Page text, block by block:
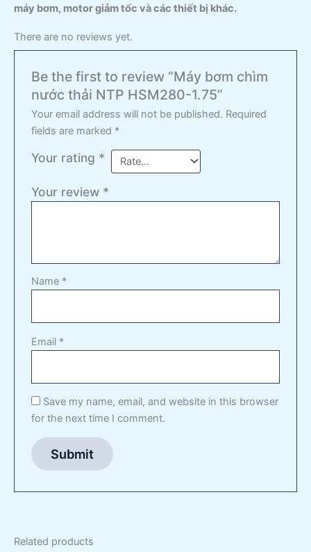
máy bơm, motor giảm tốc và các thiết bị khác.
There are no reviews yet.
Be the first to review “Máy bơm chìm
nước thải NTP HSM280-1.75”
Your email address will not be published. Required
fields are marked *
Your rating *
Your review *
Name *
Email *
Save my name, email, and website in this browser
for the next time I comment.
Related products